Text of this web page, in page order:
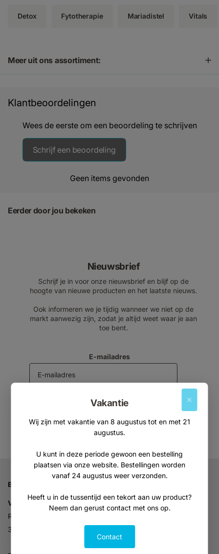
Vakantie
Wij zijn met vakantie van 8 augustus tot en met 21
augustus.
U kunt in deze periode gewoon een bestelling
plaatsen via onze website. Bestellingen worden
vanaf 24 augustus weer verzonden.
Heeft u in de tussentijd een tekort aan uw product?
Neem dan gerust contact met ons op.
Contact
Detox Fytotherapie Mariadistel Vitals
Meer uit ons assortiment:
Klantbeoordelingen
Wees de eerste om een beoordeling te schrijven
Schrijf een beoordeling
Geen items gevonden
Eerder door jou bekeken
Nieuwsbrief
Schrijf je in voor onze nieuwsbrief en blijf op de
hoogte van nieuwe producten en het laatste nieuws.
Ook informeren we je tijdig wanneer we niet op de
markt aanwezig zijn, zodat je altijd weet waar je aan
toe bent.
E-mailadres
Aanmelden
Bedrijfsgegevens
Vitabron
Ravelijn 52
3905NV Veenendaal